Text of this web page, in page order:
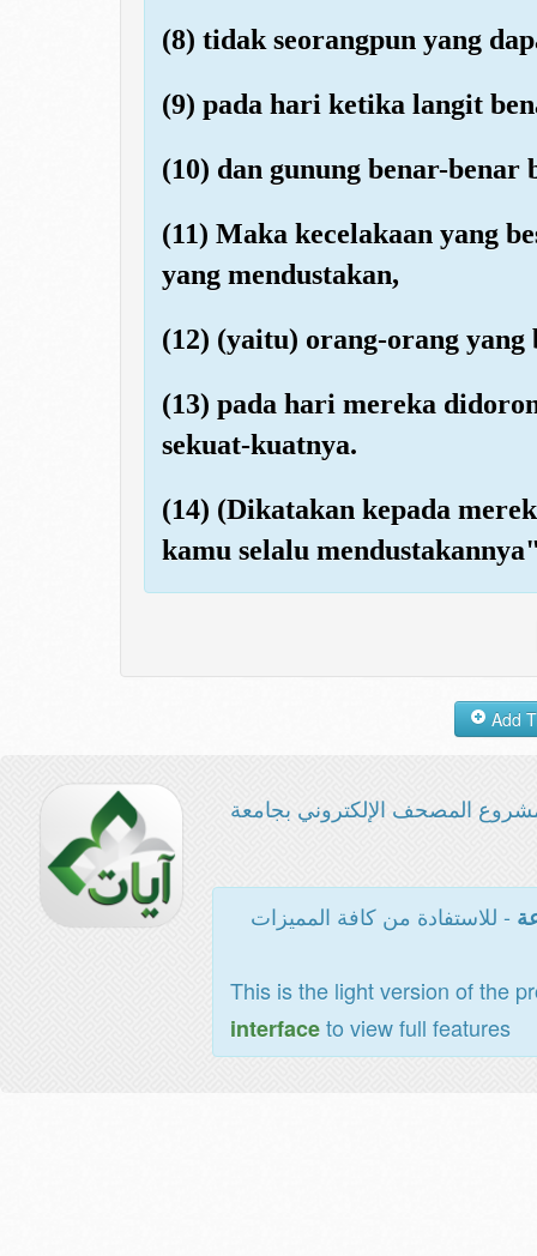
(8) tidak seorangpun yang
(9) pada hari ketika langit
(10) dan gunung benar-benar
(11) Maka kecelakaan yang
yang mendustakan,
(12) (yaitu) orang-orang
(13) pada hari mereka
sekuat-kuatnya.
(14) (Dikatakan kepada
kamu selalu
المصحف الإلكتروني بجامعة
- للاستفادة من كافة المميزات
This is the light version of the
interfaceto view full features